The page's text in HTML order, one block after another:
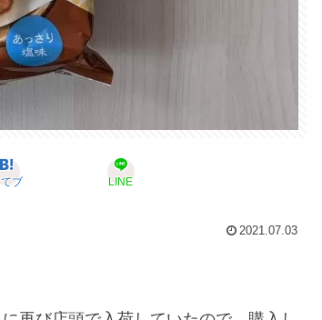
ブ LINE
2021.07.03